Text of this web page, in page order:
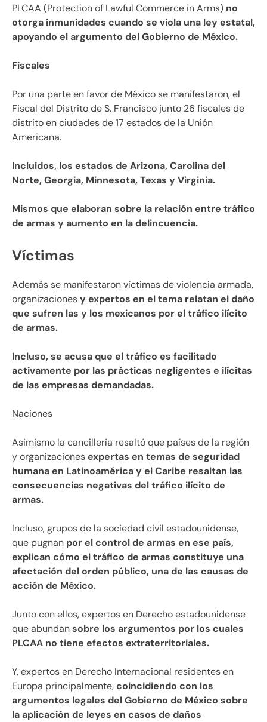
PLCAA (Protection of Lawful Commerce in Arms) no
otorga inmunidades cuando se viola una ley estatal,
apoyando el argumento del Gobierno de México.
Fiscales
Por una parte en favor de México se manifestaron, el
Fiscal del Distrito de S. Francisco junto 26 fiscales de
distrito en ciudades de 17 estados de la Unión
Americana.
Incluidos, los estados de Arizona, Carolina del
Norte, Georgia, Minnesota, Texas y Virginia.
Mismos que elaboran sobre la relación entre tráfico
de armas y aumento en la delincuencia.
Víctimas
Además se manifestaron víctimas de violencia armada,
organizacionesy expertos en el tema relatan el daño
que sufren las y los mexicanos por el tráfico ilícito
de armas.
Incluso, se acusa que el tráfico es facilitado
activamente por las prácticas negligentes e ilícitas
de las empresas demandadas.
Naciones
Asimismo la cancillería resaltó que países de la región
y organizacionesexpertas en temas de seguridad
humana en Latinoamérica y el Caribe resaltan las
consecuencias negativas del tráfico ilícito de
armas.
Incluso, grupos de la sociedad civil estadounidense,
que pugnan por el control de armas en ese país,
explican cómo el tráfico de armas constituye una
afectación del orden público, una de las causas de
acción de México.
Junto con ellos, expertos en Derecho estadounidense
que abundansobre los argumentos por los cuales
PLCAA no tiene efectos extraterritoriales.
Y, expertos en Derecho Internacional residentes en
Europa principalmente,coincidiendo con los
argumentos legales del Gobierno de México sobre
la aplicación de leyes en casos de daños